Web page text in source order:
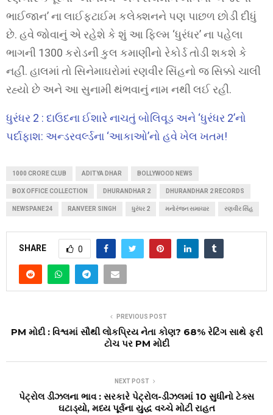
ભાઈજાન’ ના લાઈફટાઈમ કલેક્શનને પણ પાછળ છોડી દીધું
છે. હવે જોવાનું એ રહેશે કે શું આ ફિલ્મ ‘ધુરંધર’ ના પહેલા
ભાગની 1300 કરોડની કુલ કમાણીનો રેકોર્ડ તોડી શકશે કે
નહીં. હાલમાં તો સિનેમાઘરોમાં રણવીર સિંહનો જ સિક્કો ચાલી
રહ્યો છે અને આ સુનામી થંભવાનું નામ નથી લઈ રહી.
ધુરંધર 2 : દાઉદના ઈશારે નાચતું બોલિવૂડ અને ‘ધુરંધર 2’નો
પર્દાફાશ: અન્ડરવર્લ્ડના ‘આકાઓ’નો હવે ખેલ ખતમ!
1000 CRORE CLUB ADITYA DHAR BOLLYWOOD NEWS
BOX OFFICE COLLECTION DHURANDHAR 2 DHURANDHAR 2 RECORDS
NEWSPANE24 RANVEER SINGH ધુરંધર 2 મનોરંજન સમાચાર રણવીર સિંહ
SHARE 0
PREVIOUS POST
PM મોદી : વિશ્વમાં સૌથી લોકપ્રિય નેતા કોણ? 68% રેટિંગ સાથે ફરી
ટોચ પર PM મોદી
NEXT POST
પેટ્રોલ ડીઝલના ભાવ : સરકારે પેટ્રોલ-ડીઝલમાં ₹10 સુધીનો ટેક્સ
ઘટાડ્યો, મધ્ય પૂર્વના યુદ્ધ વચ્ચે મોટી રાહત